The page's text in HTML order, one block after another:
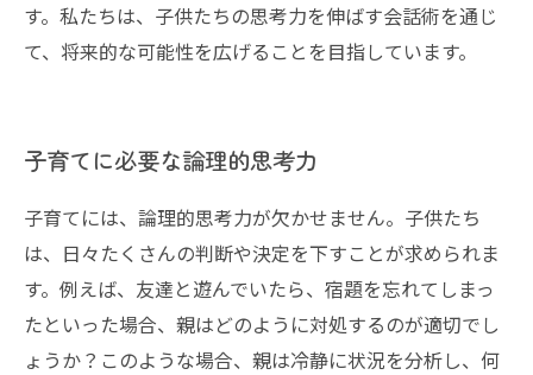
す。私たちは、子供たちの思考力を伸ばす会話術を通じ
て、将来的な可能性を広げることを目指しています。
子育てに必要な論理的思考力
子育てには、論理的思考力が欠かせません。子供たち
は、日々たくさんの判断や決定を下すことが求められま
す。例えば、友達と遊んでいたら、宿題を忘れてしまっ
たといった場合、親はどのように対処するのが適切でし
ょうか？このような場合、親は冷静に状況を分析し、何